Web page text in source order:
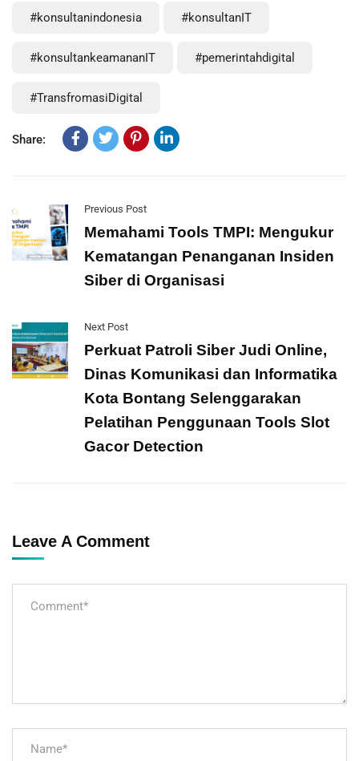
#konsultanindonesia #konsultanIT
#konsultankeamananIT #pemerintahdigital
#TransfromasiDigital
Share:
Previous Post
Memahami Tools TMPI: Mengukur
Kematangan Penanganan Insiden
Siber di Organisasi
Next Post
Perkuat Patroli Siber Judi Online,
Dinas Komunikasi dan Informatika
Kota Bontang Selenggarakan
Pelatihan Penggunaan Tools Slot
Gacor Detection
Leave A Comment